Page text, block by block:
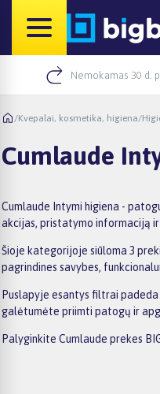
Nemokamas 30 d.
/Kvepalai, kosmetika, higiena/
Cumlaude
Cumlaude Intymi higiena -
akcijas, pristatymo informaciją ir
Šioje kategorijoje siūloma 3
pagrindines savybes,
Puslapyje esantys filtrai
galėtumėte priimti patogų ir
Palyginkite Cumlaude prekes